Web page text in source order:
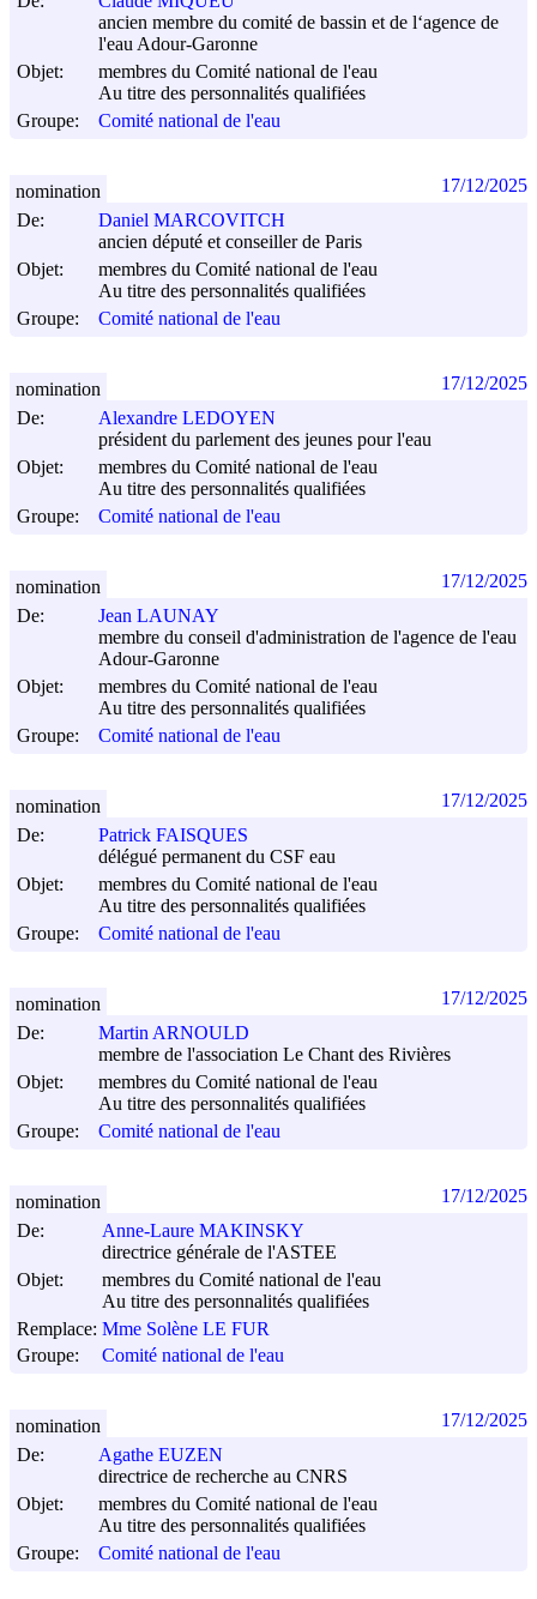
ancien membre du comité de bassin et de l‘agence de
l'eau Adour-Garonne
Objet:
membres du Comité national de l'eau
Au titre des personnalités qualifiées
Groupe:
Comité national de l'eau
De:
Daniel MARCOVITCH
ancien député et conseiller de Paris
Objet:
membres du Comité national de l'eau
Au titre des personnalités qualifiées
Groupe:
Comité national de l'eau
nomination 17/12/2025
De:
Alexandre LEDOYEN
président du parlement des jeunes pour l'eau
Objet:
membres du Comité national de l'eau
Au titre des personnalités qualifiées
Groupe:
Comité national de l'eau
nomination 17/12/2025
De:
Jean LAUNAY
membre du conseil d'administration de l'agence de l'eau
Adour-Garonne
Objet:
membres du Comité national de l'eau
Au titre des personnalités qualifiées
Groupe:
Comité national de l'eau
nomination 17/12/2025
De:
Patrick FAISQUES
délégué permanent du CSF eau
Objet:
membres du Comité national de l'eau
Au titre des personnalités qualifiées
Groupe:
Comité national de l'eau
nomination 17/12/2025
De:
Martin ARNOULD
membre de l'association Le Chant des Rivières
Objet:
membres du Comité national de l'eau
Au titre des personnalités qualifiées
Groupe:
Comité national de l'eau
nomination 17/12/2025
De:
Anne-Laure MAKINSKY
directrice générale de l'ASTEE
Objet:
membres du Comité national de l'eau
Au titre des personnalités qualifiées
Remplace: Mme Solène LE FUR
Groupe:
Comité national de l'eau
nomination 17/12/2025
De:
Agathe EUZEN
directrice de recherche au CNRS
Objet:
membres du Comité national de l'eau
Au titre des personnalités qualifiées
Groupe:
Comité national de l'eau
nomination 17/12/2025